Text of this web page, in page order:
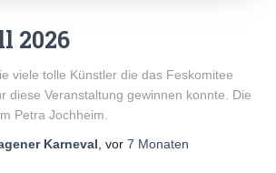
2026
viele tolle Künstler die das Feskomitee
diese Veranstaltung gewinnen konnte. Die
Petra Jochheim.
Karneval , vor 7 Monaten